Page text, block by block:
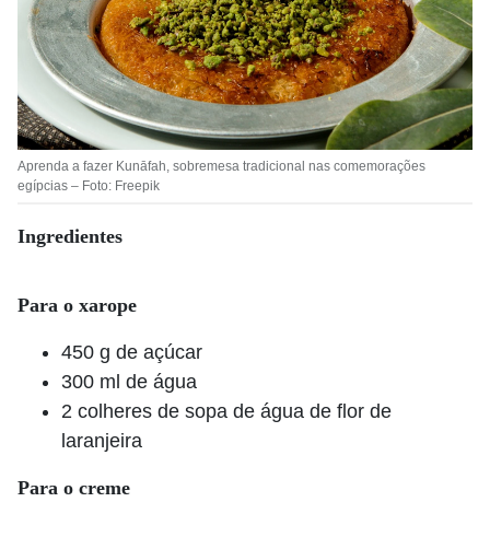
Aprenda a fazer Kunāfah, sobremesa tradicional nas comemorações
egípcias – Foto: Freepik
Ingredientes
Para o xarope
450 g de açúcar
300 ml de água
2 colheres de sopa de água de flor de
laranjeira
Para o creme